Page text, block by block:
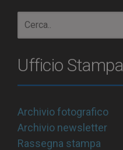
Ufficio Stampa
Archivio fotografico
Archivio newsletter
Rassegna stampa